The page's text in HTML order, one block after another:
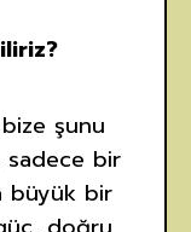
bize şunu
sadece bir
büyük bir